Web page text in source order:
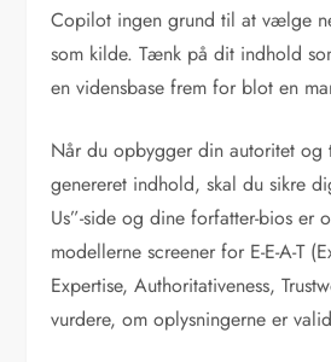
Copilot ingen grund til at vælge
som kilde. Tænk på dit indhold
en vidensbase frem for blot en
Når du opbygger din autoritet
genereret indhold, skal du sikre
Us”-side og dine forfatter-bios er
modellerne screener for E-E-A-T
Expertise, Authoritativeness,
vurdere, om oplysningerne er